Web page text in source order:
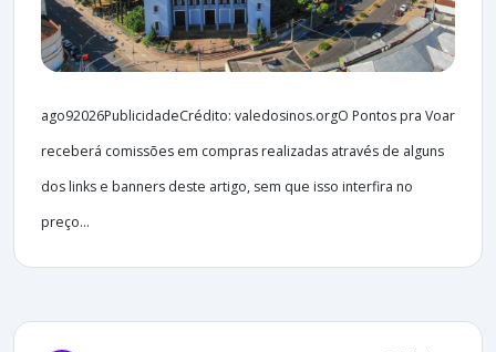
ago92026PublicidadeCrédito: valedosinos.orgO Pontos pra Voar
receberá comissões em compras realizadas através de alguns
dos links e banners deste artigo, sem que isso interfira no
preço...